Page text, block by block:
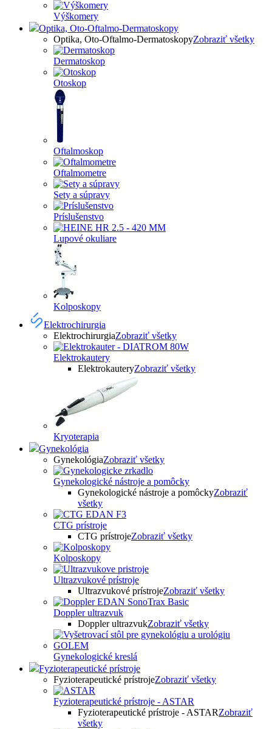
Výškomery
Optika, Oto-Oftalmo-Dermatoskopy
Optika, Oto-Oftalmo-DermatoskopyZobraziť všetky
Dermatoskop
Otoskop
Oftalmoskop
Oftalmometre
Sety a súpravy
Príslušenstvo
Lupové okuliare
Kolposkopy
Elektrochirurgia
ElektrochirurgiaZobraziť všetky
Elektrokautery
ElektrokauteryZobraziť všetky
Kryoterapia
Gynekológia
GynekológiaZobraziť všetky
Gynekologické nástroje a pomôcky
Gynekologické nástroje a pomôckyZobraziť
všetky
CTG prístroje
CTG prístrojeZobraziť všetky
Kolposkopy
Ultrazvukové prístroje
Ultrazvukové prístrojeZobraziť všetky
Doppler ultrazvuk
Doppler ultrazvukZobraziť všetky
Gynekologické kreslá
Fyzioterapeutické prístroje
Fyzioterapeutické prístrojeZobraziť všetky
Fyzioterapeutické prístroje - ASTAR
Fyzioterapeutické prístroje - ASTARZobraziť
všetky